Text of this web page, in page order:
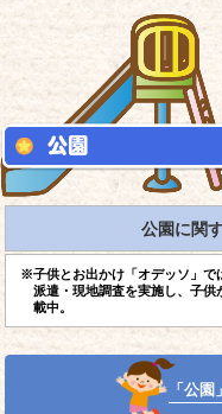
公園に関
※子供とお出かけ「オデッソ」で
派遣・現地調査を実施し、子
載中。
「公